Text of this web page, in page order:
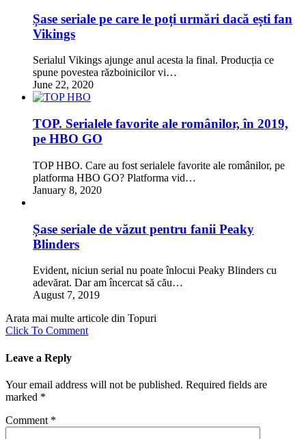
Șase seriale pe care le poți urmări dacă ești fan
Vikings
Serialul Vikings ajunge anul acesta la final. Producția ce
spune povestea războinicilor vi…
June 22, 2020
TOP. Serialele favorite ale românilor, în 2019,
pe HBO GO
TOP HBO. Care au fost serialele favorite ale românilor, pe
platforma HBO GO? Platforma vid…
January 8, 2020
Șase seriale de văzut pentru fanii Peaky
Blinders
Evident, niciun serial nu poate înlocui Peaky Blinders cu
adevărat. Dar am încercat să cău…
August 7, 2019
Arata mai multe articole din Topuri
Click To Comment
Leave a Reply
Your email address will not be published. Required fields are
marked *
Comment *